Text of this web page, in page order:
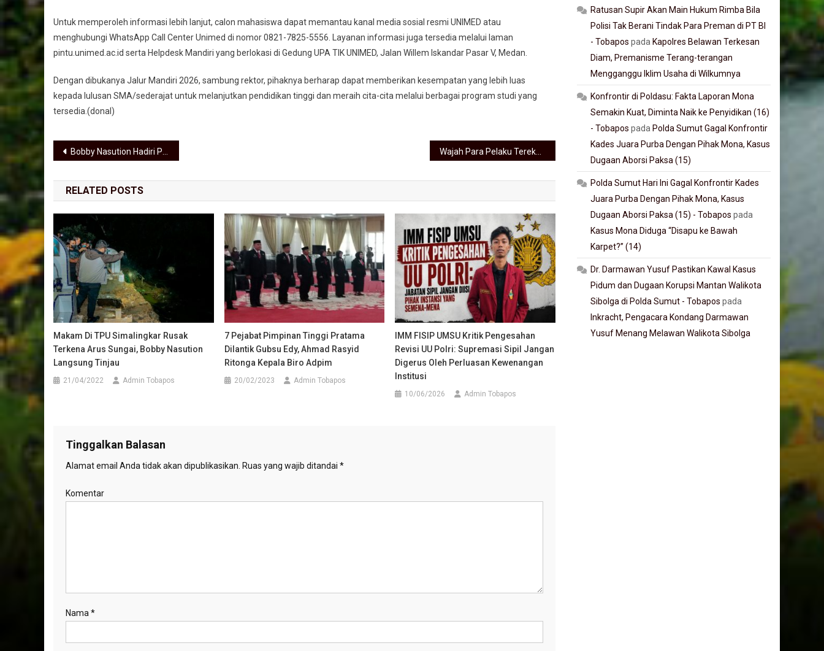
Untuk memperoleh informasi lebih lanjut, calon mahasiswa dapat memantau kanal media sosial resmi UNIMED atau
menghubungi WhatsApp Call Center Unimed di nomor 0821-7825-5556. Layanan informasi juga tersedia melalui laman
pintu.unimed.ac.id serta Helpdesk Mandiri yang berlokasi di Gedung UPA TIK UNIMED, Jalan Willem Iskandar Pasar V, Medan.
Dengan dibukanya Jalur Mandiri 2026, sambung rektor, pihaknya berharap dapat memberikan kesempatan yang lebih luas
kepada lulusan SMA/sederajat untuk melanjutkan pendidikan tinggi dan meraih cita-cita melalui berbagai program studi yang
tersedia.(donal)
Navigasi pos
Bobby Nasution Hadiri Peresmian 1.151 Km Jalan Inpres, Empat Ruas di Sumut Turut Diresmikan
RELATED POSTS
Makam Di TPU Simalingkar Rusak
Terkena Arus Sungai, Bobby Nasution
Langsung Tinjau
21/04/2022 Admin Tobapos
7 Pejabat Pimpinan Tinggi Pratama
Dilantik Gubsu Edy, Ahmad Rasyid
Ritonga Kepala Biro Adpim
20/02/2023 Admin Tobapos
IMM FISIP UMSU Kritik Pengesahan
Revisi UU Polri: Supremasi Sipil Jangan
Digerus Oleh Perluasan Kewenangan
Institusi
10/06/2026 Admin Tobapos
Tinggalkan Balasan
Alamat email Anda tidak akan dipublikasikan. Ruas yang wajib ditandai *
Komentar
Nama *
Ratusan Supir Akan Main Hukum Rimba Bila
Polisi Tak Berani Tindak Para Preman di PT BI
- Tobapos pada Kapolres Belawan Terkesan
Diam, Premanisme Terang-terangan
Mengganggu Iklim Usaha di Wilkumnya
Konfrontir di Poldasu: Fakta Laporan Mona
Semakin Kuat, Diminta Naik ke Penyidikan (16)
- Tobapos pada Polda Sumut Gagal Konfrontir
Kades Juara Purba Dengan Pihak Mona, Kasus
Dugaan Aborsi Paksa (15)
Polda Sumut Hari Ini Gagal Konfrontir Kades
Juara Purba Dengan Pihak Mona, Kasus
Dugaan Aborsi Paksa (15) - Tobapos pada
Kasus Mona Diduga “Disapu ke Bawah
Karpet?” (14)
Dr. Darmawan Yusuf Pastikan Kawal Kasus
Pidum dan Dugaan Korupsi Mantan Walikota
Sibolga di Polda Sumut - Tobapos pada
Inkracht, Pengacara Kondang Darmawan
Yusuf Menang Melawan Walikota Sibolga